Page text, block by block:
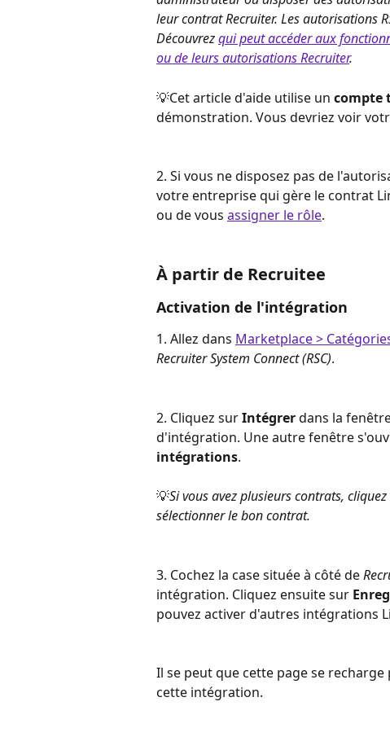
leur contrat Recruiter. Les autorisations
Découvrez qui peut accéder aux
ou de leurs autorisations Recruiter.
💡Cet article d'aide utilise un compte
démonstration. Vous devriez voir
2. Si vous ne disposez pas de
votre entreprise qui gère le contrat
ou de vous assigner le rôle.
À partir de Recruitee
Activation de l'intégration
1. Allez dans Marketplace >
Recruiter System Connect (RSC).
2. Cliquez sur Intégrer dans la
d'intégration. Une autre fenêtre
intégrations.
💡Si vous avez plusieurs contrats,
sélectionner le bon contrat.
3. Cochez la case située à côté de
intégration. Cliquez ensuite sur
pouvez activer d'autres intégrations
Il se peut que cette page se
cette intégration.